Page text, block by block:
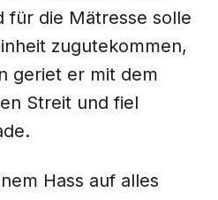
für die Mätresse solle
zugutekommen,
geriet er mit dem
Streit und fiel
Hass auf alles